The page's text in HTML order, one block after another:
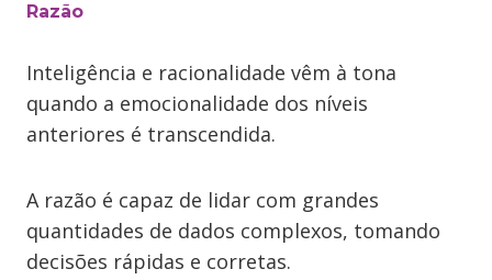
Razão
Inteligência e racionalidade vêm à tona
quando a emocionalidade dos níveis
anteriores é transcendida.
A razão é capaz de lidar com grandes
quantidades de dados complexos, tomando
decisões rápidas e corretas.